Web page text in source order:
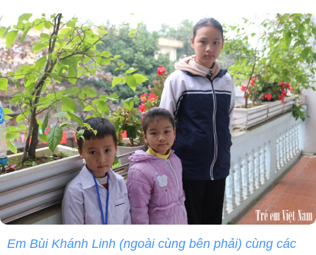
Em Bùi Khánh Linh (ngoài cùng bên phải) cùng các